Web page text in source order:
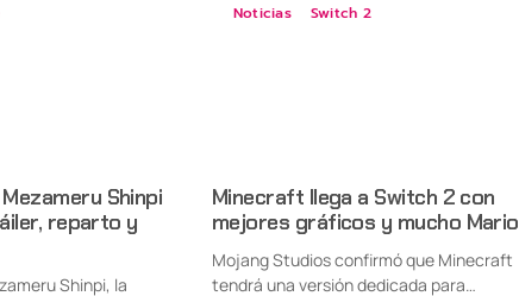
Shinpi
reparto y
Shinpi, la
Noticias Switch 2
Minecraft llega a Switch 2 con
mejores gráficos y mucho Mario
Mojang Studios confirmó que Minecraft
tendrá una versión dedicada para